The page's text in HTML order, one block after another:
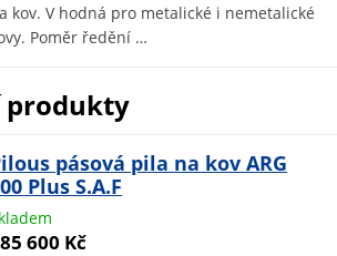
kov. V hodná pro metalické i nemetalické
Poměr ředění …
pásová pila na kov ARG
Plus S.A.F
600 Kč